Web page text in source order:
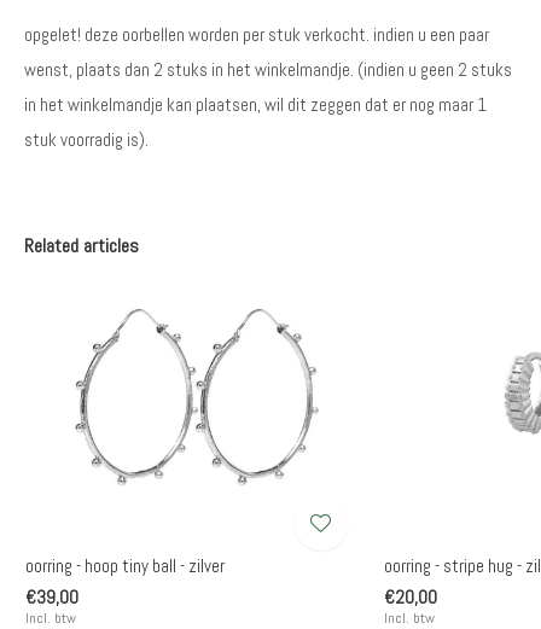
opgelet! deze oorbellen worden per stuk verkocht. indien u een paar
wenst, plaats dan 2 stuks in het winkelmandje. (indien u geen 2 stuks
in het winkelmandje kan plaatsen, wil dit zeggen dat er nog maar 1
stuk voorradig is).
Related articles
oorring - hoop tiny ball - zilver
€39,00
Incl. btw
oorring - stripe hug -
€20,00
Incl. btw